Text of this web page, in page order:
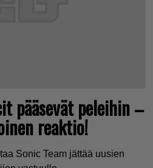
pääsevät peleihin –
reaktio!
Sonic Team jättää uusien